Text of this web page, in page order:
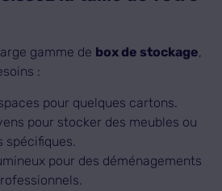
gamme de box de stockage,
:
pour quelques cartons.
pour stocker des meubles ou
spécifiques.
pour des déménagements